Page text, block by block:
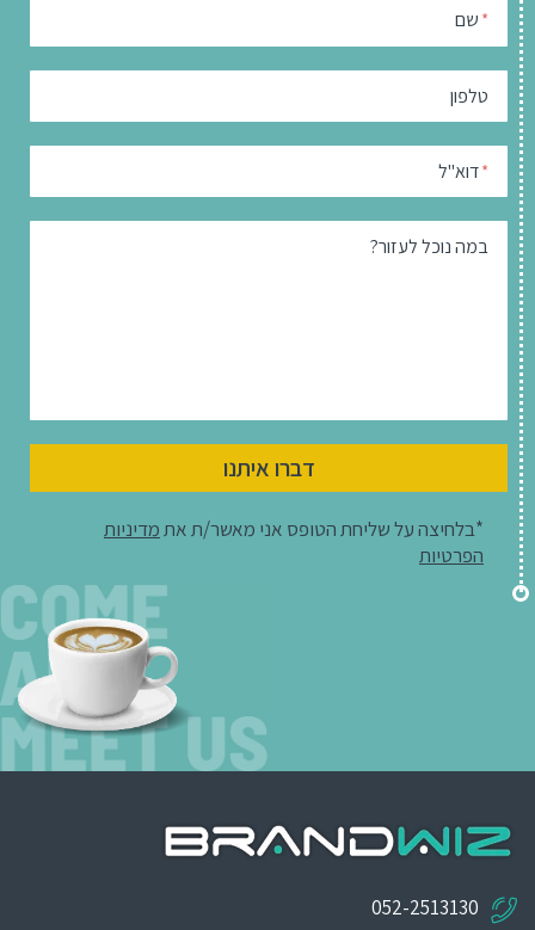
* שם
טלפון
*דוא"ל
במה נוכל לעזור?
דברו איתנו
*בלחיצה על שליחת הטופס אני מאשר/ת אתמדיניות
הפרטיות
052-2513130